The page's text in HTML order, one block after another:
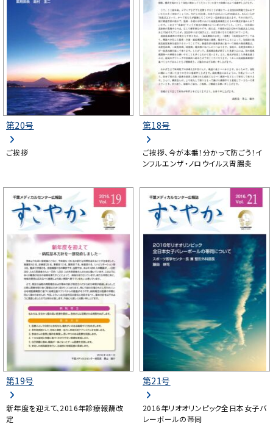
第20号
ご挨拶
第18号
ご挨拶、今が本番！分かって防ごう！イ
ンフルエンザ・ノロウイルス胃腸炎
第19号
新年度を迎えて、2016年診療報酬改
定
第21号
2016年リオオリンピック全日本女子バ
レーボールの帯同